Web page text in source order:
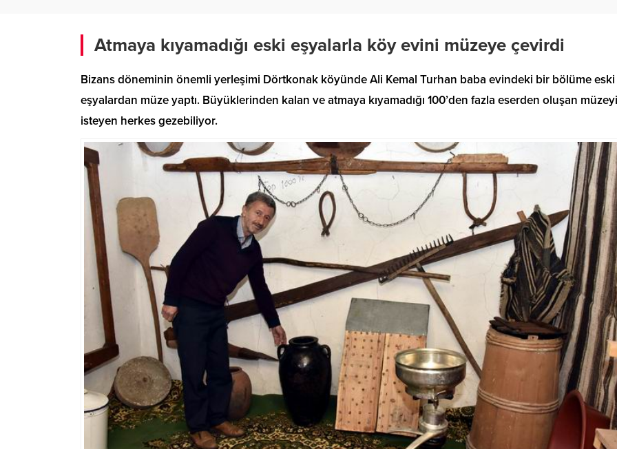
Atmaya kıyamadığı eski eşyalarla köy evini müzeye çevirdi
Bizans döneminin önemli yerleşimi Dörtkonak köyünde Ali Kemal Turhan baba evindeki bir bölüme eski
eşyalardan müze yaptı. Büyüklerinden kalan ve atmaya kıyamadığı 100’den fazla eserden oluşan müzeyi
isteyen herkes gezebiliyor.